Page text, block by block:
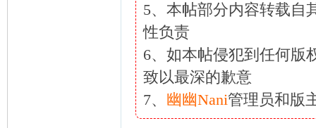
5、本帖部分内容转载自
性负责
6、如本帖侵犯到任何版
致以最深的歉意
7、 幽幽Nani管理员和版